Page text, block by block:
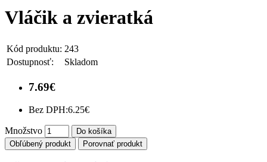
Vláčik a zvieratká
Kód produktu: 243
Dostupnosť:
Skladom
7.69€
Bez DPH:6.25€
Množstvo
Do košíka
Obľúbený produkt
Porovnať produkt